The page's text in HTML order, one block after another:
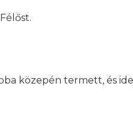
közepén termett, és